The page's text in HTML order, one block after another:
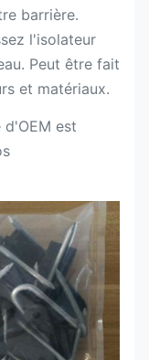
barrière.
l'isolateur
Peut être fait
et matériaux.
est